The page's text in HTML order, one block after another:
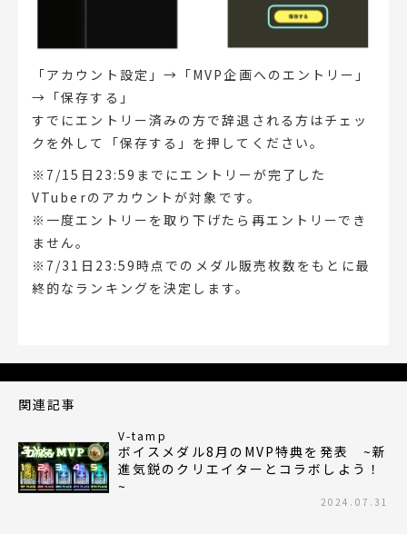
「アカウント設定」→「MVP企画へのエントリー」
→「保存する」
すでにエントリー済みの方で辞退される方はチェッ
クを外して「保存する」を押してください。
※7/15日23:59までにエントリーが完了した
VTuberのアカウントが対象です。
※一度エントリーを取り下げたら再エントリーでき
ません。
※7/31日23:59時点でのメダル販売枚数をもとに最
終的なランキングを決定します。
関連記事
V-tamp
ボイスメダル8月のMVP特典を発表 ~新
進気鋭のクリエイターとコラボしよう！
~
2024.07.31